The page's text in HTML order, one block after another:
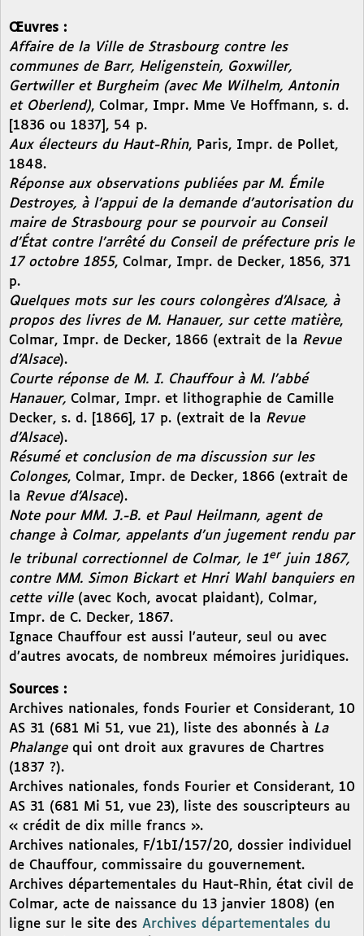
Œuvres :
Affaire de la Ville de Strasbourg contre les
communes de Barr, Heligenstein, Goxwiller,
Gertwiller et Burgheim (avec Me Wilhelm, Antonin
et Oberlend), Colmar, Impr. Mme Ve Hoffmann, s. d.
[1836 ou 1837], 54 p.
Aux électeurs du Haut-Rhin, Paris, Impr. de Pollet,
1848.
Réponse aux observations publiées par M. Émile
Destroyes, à l’appui de la demande d’autorisation du
maire de Strasbourg pour se pourvoir au Conseil
d’État contre l’arrêté du Conseil de préfecture pris le
17 octobre 1855, Colmar, Impr. de Decker, 1856, 371
p.
Quelques mots sur les cours colongères d’Alsace, à
propos des livres de M. Hanauer, sur cette matière,
Colmar, Impr. de Decker, 1866 (extrait de la Revue
d’Alsace).
Courte réponse de M. I. Chauffour à M. l’abbé
Hanauer, Colmar, Impr. et lithographie de Camille
Decker, s. d. [1866], 17 p. (extrait de la Revue
d’Alsace).
Résumé et conclusion de ma discussion sur les
Colonges, Colmar, Impr. de Decker, 1866 (extrait de
la Revue d’Alsace).
Note pour MM. J.-B. et Paul Heilmann, agent de
change à Colmar, appelants d’un jugement rendu par
le tribunal correctionnel de Colmar, le 1er juin 1867,
contre MM. Simon Bickart et Hnri Wahl banquiers en
cette ville(avec Koch, avocat plaidant), Colmar,
Impr. de C. Decker, 1867.
Ignace Chauffour est aussi l’auteur, seul ou avec
d’autres avocats, de nombreux mémoires juridiques.
Sources :
Archives nationales, fonds Fourier et Considerant, 10
AS 31 (681 Mi 51, vue 21), liste des abonnés à La
Phalangequi ont droit aux gravures de Chartres
(1837 ?).
Archives nationales, fonds Fourier et Considerant, 10
AS 31 (681 Mi 51, vue 23), liste des souscripteurs au
« crédit de dix mille francs ».
Archives nationales, F/1bI/157/20, dossier individuel
de Chauffour, commissaire du gouvernement.
Archives départementales du Haut-Rhin, état civil de
Colmar, acte de naissance du 13 janvier 1808) (en
ligne sur le site des Archives départementales du